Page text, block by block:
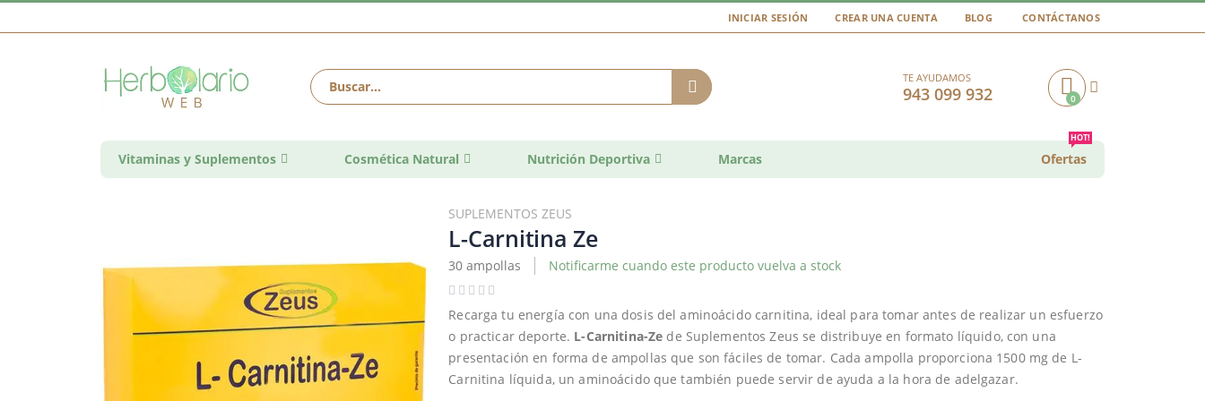
INICIAR SESIÓN CREAR UNA CUENTA BLOG CONTÁCTANOS
TE AYUDAMOS
943 099 932 Cart0
Vitaminas y Suplementos Cosmética Natural Nutrición Deportiva Marcas Ofertas
HOT!
de
la
galería
de
imágenes
SUPLEMENTOS ZEUS
L-Carnitina Ze
30 ampollas Notificarme cuando este producto vuelva a stock
Recarga tu energía con una dosis del aminoácido carnitina, ideal para tomar antes de realizar un esfuerzo
o practicar deporte. L-Carnitina-Ze de Suplementos Zeus se distribuye en formato líquido, con una
presentación en forma de ampollas que son fáciles de tomar. Cada ampolla proporciona 1500 mg de L-
Carnitina líquida, un aminoácido que también puede servir de ayuda a la hora de adelgazar.